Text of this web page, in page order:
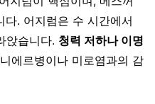
다. 어지럼은 수 시간에서
앉습니다. 청력 저하나 이명
에르병이나 미로염과의 감